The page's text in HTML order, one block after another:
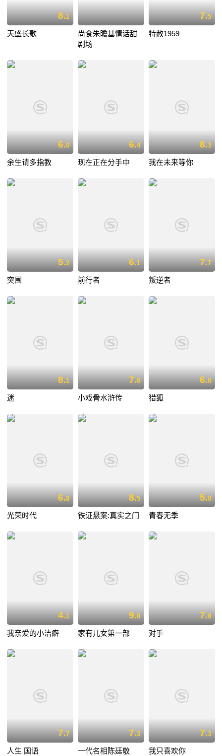
8.1
天盛长歌
尚食朱瞻基情话甜
剧场
7.5
特赦1959
6.0
余生请多指教
6.4
现在正在分手中
8.3
我在未来等你
5.2
突围
6.1
前行者
7.7
叛逆者
8.1
迷
7.8
小戏骨水浒传
6.8
猎狐
6.8
光荣时代
8.5
铁证悬案:真实之门
5.0
青春无季
4.1
我亲爱的小洁癖
9.0
家有儿女第一部
7.8
对手
7.7
人生 国语
7.3
一代名相陈廷敬
7.3
我只喜欢你